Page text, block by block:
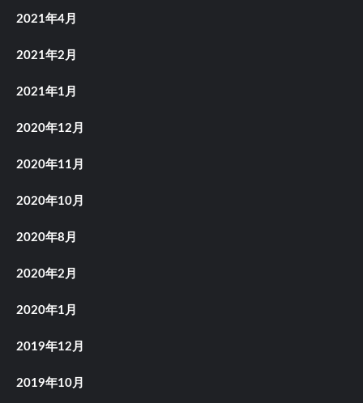
2021年4月
2021年2月
2021年1月
2020年12月
2020年11月
2020年10月
2020年8月
2020年2月
2020年1月
2019年12月
2019年10月